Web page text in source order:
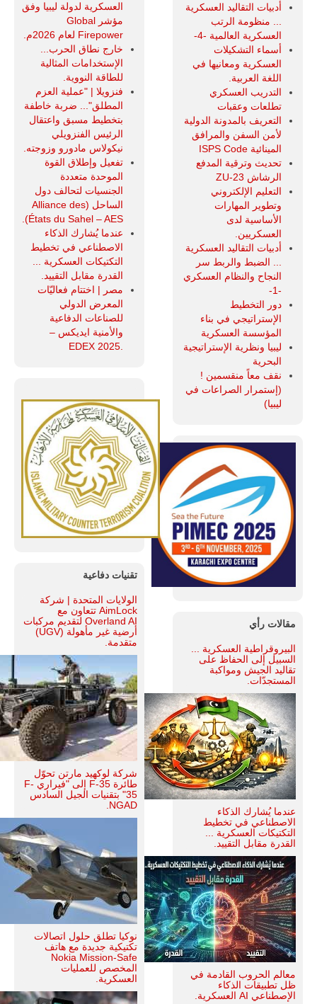
أدبيات التقاليد العسكرية
... منظومة الرتب
العسكرية العالمية -4-
أسماء التشكيلات
العسكرية ومعانيها في
اللغة العربية.
التدريب العسكري
تطلعات وعقبات
التعريف بالمدونة الدولية
لأمن السفن والمرافق
المينائية ISPS Code
تحديث وترقية المدفع
الرشاش ZU-23
التعليم الإلكتروني
وتطوير المهارات
الأساسية لدى
العسكريين.
أدبيات التقاليد العسكرية
... الضبط والربط سر
النجاح والنظام العسكري
-1-
دور التخطيط
الإستراتيجي في بناء
المؤسسة العسكرية
ليبيا ونظرية الإستراتيجية
البحرية
نقف معاً منقسمين !
(إستمرار الصراعات في
ليبيا)
مقالات رأي
البيروقراطية العسكرية ...
السبيل إلى الحفاظ على
تقاليد الجيش ومواكبة
المستجدّات.
عندما يُشارك الذكاء
الاصطناعي في تخطيط
التكتيكات العسكرية ...
القدرة مقابل التقييد.
معالم الحروب القادمة في
ظل تطبيقات الذكاء
الإصطناعي AI العسكرية.
العسكرية لدولة ليبيا وفق
مؤشر Global
Firepower لعام 2026م.
خارج نطاق الحرب...
الإستخدامات المثالية
للطاقة النووية.
فنزويلا | "عملية العزم
المطلق"... ضربة خاطفة
بتخطيط مسبق واعتقال
الرئيس الفنزويلي
نيكولاس مادورو وزوجته.
تفعيل وإطلاق القوة
الموحدة متعددة
الجنسيات لتحالف دول
الساحل (Alliance des
États du Sahel – AES).
عندما يُشارك الذكاء
الاصطناعي في تخطيط
التكتيكات العسكرية ...
القدرة مقابل التقييد.
مصر | اختتام فعاليّات
المعرض الدولي
للصناعات الدفاعية
والأمنية ايديكس ‒
تقنيات دفاعية
الولايات المتحدة | شركة
AimLock تتعاون مع
Overland AI لتقديم مركبات
أرضية غير مأهولة (UGV)
متقدمة.
شركة لوكهيد مارتن تحوّل
طائرة F-35 إلى "فيراري F-
35" بتقنيات الجيل السادس
NGAD.
نوكيا تطلق حلول اتصالات
تكتيكية جديدة مع هاتف
Nokia Mission-Safe
المخصص للعمليات
العسكرية.